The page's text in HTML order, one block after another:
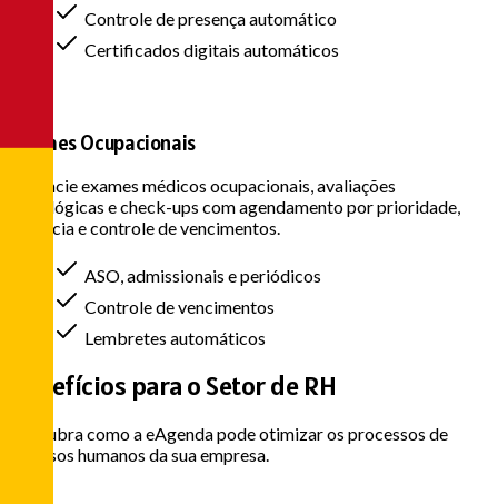
Controle de presença automático
Certificados digitais automáticos
Exames Ocupacionais
Gerencie exames médicos ocupacionais, avaliações
psicológicas e check-ups com agendamento por prioridade,
urgência e controle de vencimentos.
ASO, admissionais e periódicos
Controle de vencimentos
Lembretes automáticos
Benefícios para oSetor de RH
Descubra como a eAgenda pode otimizar os processos de
recursos humanos da sua empresa.